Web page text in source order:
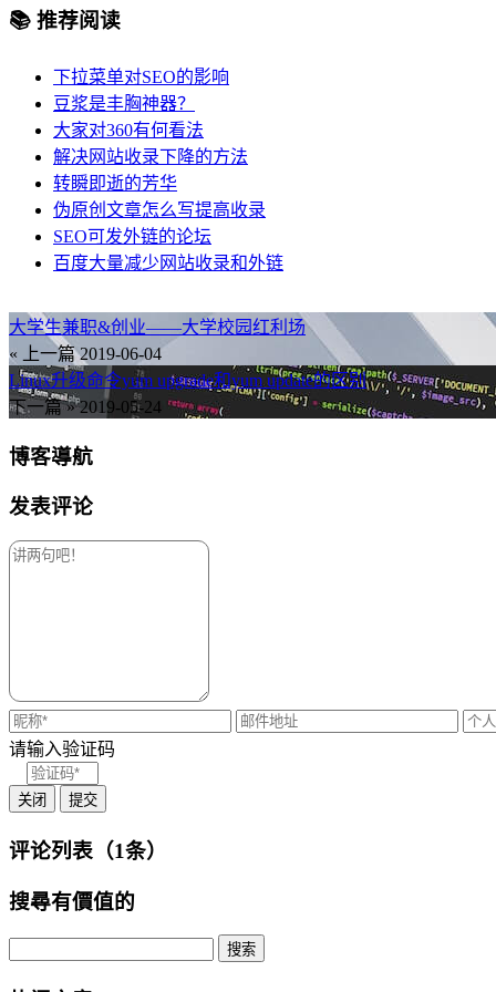
📚 推荐阅读
下拉菜单对SEO的影响
豆浆是丰胸神器？
大家对360有何看法
解决网站收录下降的方法
转瞬即逝的芳华
伪原创文章怎么写提高收录
SEO可发外链的论坛
百度大量减少网站收录和外链
大学生兼职&创业——大学校园红利场
« 上一篇 2019-06-04
Linux升级命令yum upgrade和yum update的区别
下一篇 » 2019-05-24
博客導航
发表评论
请输入验证码
关闭 提交
评论列表（1条）
搜尋有價值的